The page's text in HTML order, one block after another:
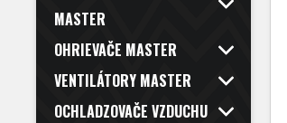
MASTER
OHRIEVAČE MASTER
VENTILÁTORY MASTER
OCHLADZOVAČE VZDUCHU